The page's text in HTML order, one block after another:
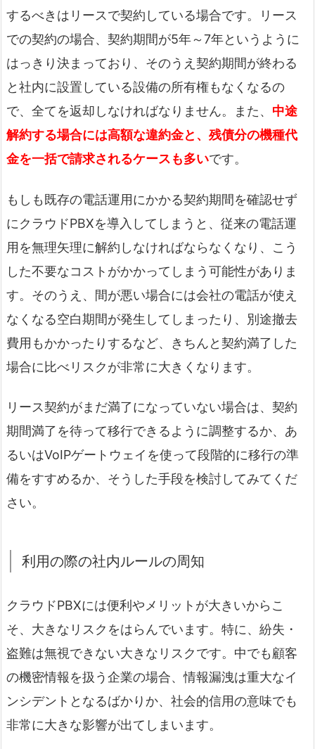
するべきはリースで契約している場合です。リース
での契約の場合、契約期間が5年～7年というように
はっきり決まっており、そのうえ契約期間が終わる
と社内に設置している設備の所有権もなくなるの
で、全てを返却しなければなりません。また、 中途
解約する場合には高額な違約金と、残債分の機種代
金を一括で請求されるケースも多いです。
もしも既存の電話運用にかかる契約期間を確認せず
にクラウドPBXを導入してしまうと、従来の電話運
用を無理矢理に解約しなければならなくなり、こう
した不要なコストがかかってしまう可能性がありま
す。そのうえ、間が悪い場合には会社の電話が使え
なくなる空白期間が発生してしまったり、別途撤去
費用もかかったりするなど、きちんと契約満了した
場合に比べリスクが非常に大きくなります。
リース契約がまだ満了になっていない場合は、契約
期間満了を待って移行できるように調整するか、あ
るいはVoIPゲートウェイを使って段階的に移行の準
備をすすめるか、そうした手段を検討してみてくだ
さい。
利用の際の社内ルールの周知
クラウドPBXには便利やメリットが大きいからこ
そ、大きなリスクをはらんでいます。特に、紛失・
盗難は無視できない大きなリスクです。中でも顧客
の機密情報を扱う企業の場合、情報漏洩は重大なイ
ンシデントとなるばかりか、社会的信用の意味でも
非常に大きな影響が出てしまいます。